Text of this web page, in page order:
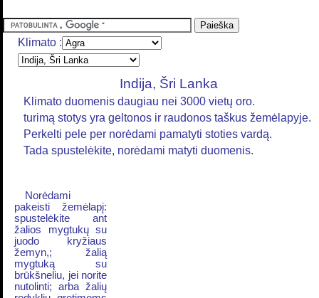
Klimato :
Indija, Šri Lanka
Klimato duomenis daugiau nei 3000 vietų oro.
turimą stotys yra geltonos ir raudonos taškus žemėlapyje.
Perkelti pele per norėdami pamatyti stoties vardą.
Tada spustelėkite, norėdami matyti duomenis.
Norėdami
pakeisti žemėlapį:
spustelėkite ant
žalios mygtukų su
juodo kryžiaus
žemyn,; žalią
mygtuką su
brūkšneliu, jei norite
nutolinti; arba žalių